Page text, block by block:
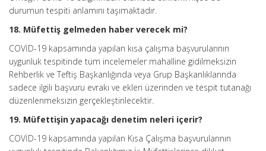
durumun tespiti anlamını taşımaktadır.
18. Müfettiş gelmeden haber verecek mi?
COVİD-19 kapsamında yapılan kısa çalışma başvurularının
uygunluk tespitinde tüm incelemeler mahalline gidilmeksizin
Rehberlik ve Teftiş Başkanlığında veya Grup Başkanlıklarında
sadece ilgili başvuru evrakı ve ekleri üzerinden ve tespit tutanağı
düzenlenmeksizin gerçekleştirilecektir.
19. Müfettişin yapacağı denetim neleri içerir?
COVİD-19 kapsamında yapılan Kısa Çalışma başvurularının